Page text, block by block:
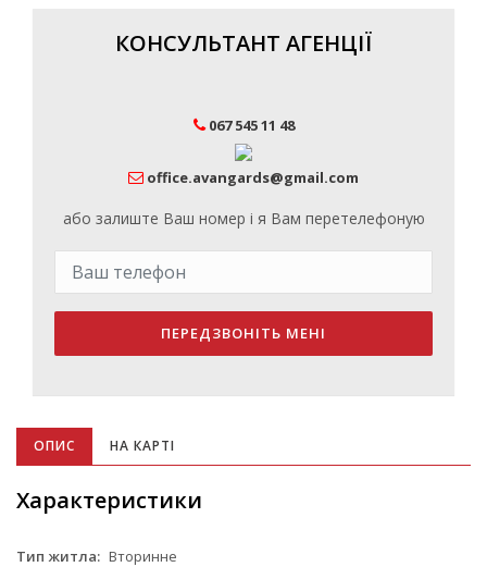
КОНСУЛЬТАНТ АГЕНЦІЇ
067 545 11 48
office.avangards@gmail.com
або залиште Ваш номер і я Вам перетелефоную
ПЕРЕДЗВОНІТЬ МЕНІ
ОПИС НА КАРТІ
Характеристики
Тип житла: Вторинне